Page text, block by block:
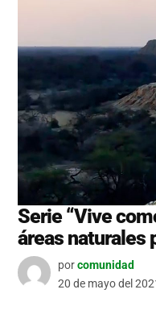
Serie “Vive
áreas naturales
porcomunidad
20 de mayo del